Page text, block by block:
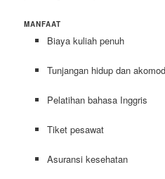
MANFAAT
Biaya kuliah penuh
Tunjangan hidup dan
Pelatihan bahasa Inggris
Tiket pesawat
Asuransi kesehatan